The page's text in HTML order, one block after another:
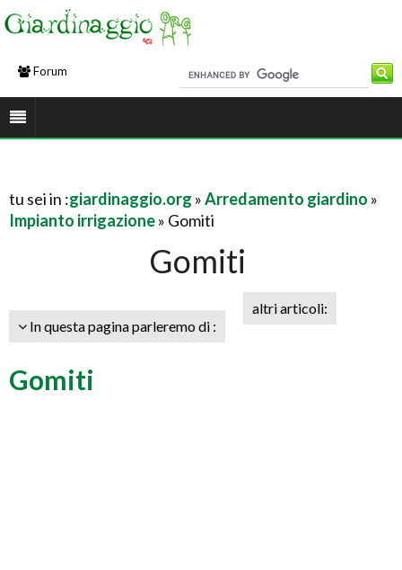
Forum
tu sei in :giardinaggio.org »Arredamento giardino »
Impianto irrigazione» Gomiti
Gomiti
In questa pagina parleremo di :
altri articoli:
Gomiti